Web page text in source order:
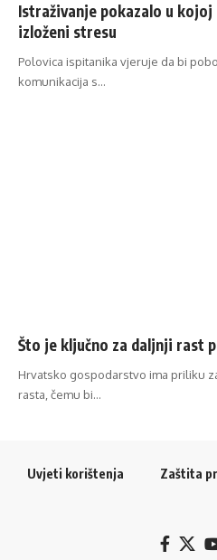
Istraživanje pokazalo u
izloženi stresu
Polovica ispitanika vjeruje da bi
komunikacija s…
Što je ključno za daljnji rast
Hrvatsko gospodarstvo ima priliku
rasta, čemu bi…
Uvjeti korištenja Zaštita